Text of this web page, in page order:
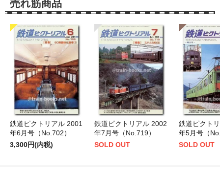
売れ筋商品
鉄道ピクトリアル 2001
年6月号（No.702）
3,300円(内税)
鉄道ピクトリアル 2002
年7月号（No.719）
SOLD OUT
鉄道ピクト
年5月号（
SOLD OUT